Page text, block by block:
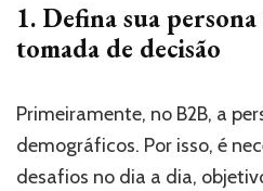
1. Defina sua
tomada de decisão
Primeiramente, no B2B, a
demográficos. Por isso, é
desafios no dia a dia,